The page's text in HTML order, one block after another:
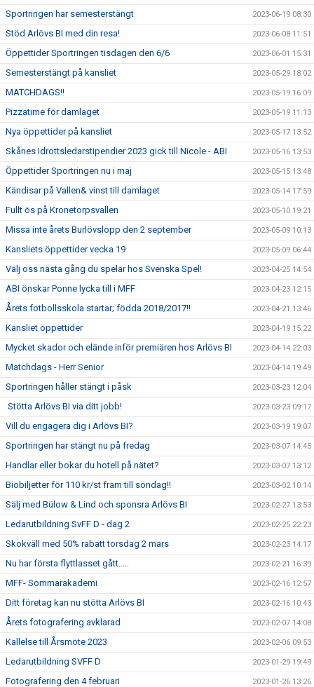
Sportringen har semesterstängt 2023-06-19 08:30
Stöd Arlövs BI med din resa! 2023-06-08 11:51
Öppettider Sportringen tisdagen den 6/6 2023-06-01 15:31
Semesterstängt på kansliet 2023-05-29 18:02
MATCHDAGS!! 2023-05-19 16:09
Pizzatime för damlaget 2023-05-19 11:13
Nya öppettider på kansliet 2023-05-17 13:52
Skånes Idrottsledarstipendier 2023 gick till Nicole - ABI 2023-05-16 13:53
Öppettider Sportringen nu i maj 2023-05-15 13:48
Kändisar på Vallen& vinst till damlaget 2023-05-14 17:59
Fullt ös på Kronetorpsvallen 2023-05-10 19:21
Missa inte årets Burlövslopp den 2 september 2023-05-09 10:13
Kansliets öppettider vecka 19 2023-05-09 06:44
Välj oss nästa gång du spelar hos Svenska Spel! 2023-04-25 14:54
ABI önskar Ponne lycka till i MFF 2023-04-23 12:15
Årets fotbollsskola startar; födda 2018/2017!! 2023-04-21 13:46
Kansliet öppettider 2023-04-19 15:22
Mycket skador och elände inför premiären hos Arlövs BI 2023-04-14 22:03
Matchdags - Herr Senior 2023-04-14 19:49
Sportringen håller stängt i påsk 2023-03-23 12:04
Stötta Arlövs BI via ditt jobb! 2023-03-23 09:17
Vill du engagera dig i Arlövs BI? 2023-03-19 19:07
Sportringen har stängt nu på fredag 2023-03-07 14:45
Handlar eller bokar du hotell på nätet? 2023-03-07 13:12
Biobiljetter för 110 kr/st fram till söndag!! 2023-03-02 10:14
Sälj med Bülow & Lind och sponsra Arlövs BI 2023-02-27 13:53
Ledarutbildning SvFF D - dag 2 2023-02-25 22:23
Skokväll med 50% rabatt torsdag 2 mars 2023-02-23 14:17
Nu har första flyttlasset gått..... 2023-02-21 16:39
MFF- Sommarakademi 2023-02-16 12:57
Ditt företag kan nu stötta Arlövs BI 2023-02-16 10:43
Årets fotografering avklarad 2023-02-07 14:08
Kallelse till Årsmöte 2023 2023-02-06 09:53
Ledarutbildning SVFF D 2023-01-29 19:49
Fotografering den 4 februari 2023-01-26 13:26